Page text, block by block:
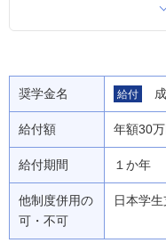
奨学金名 給付
給付額 年額30
給付期間 １か年
他制度併用の
可・不可
日本学